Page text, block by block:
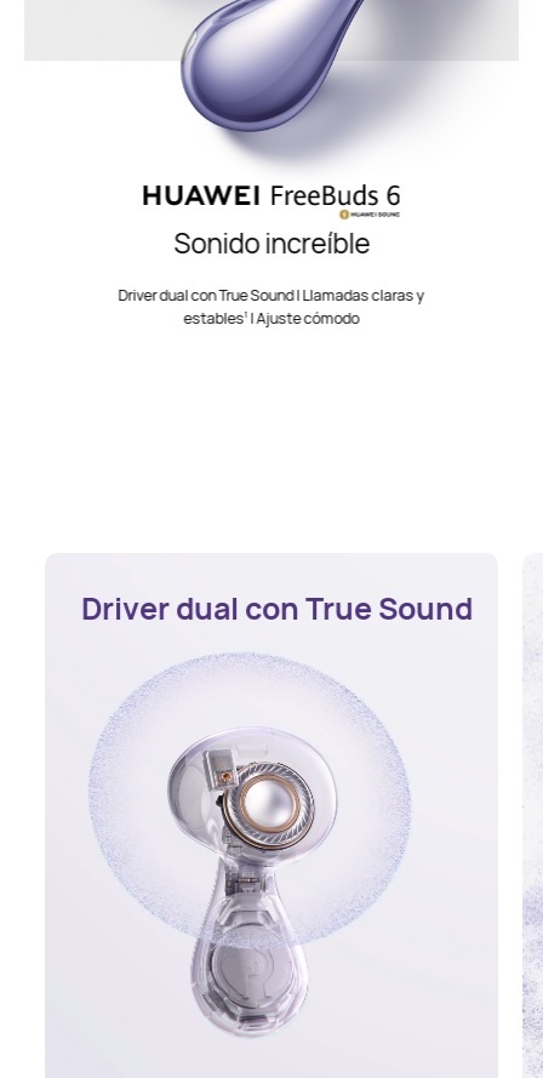
Sonido increíble
Driver dual con True Sound | Llamadas claras y
estables1 | Ajuste cómodo
Driver dual con True Sound